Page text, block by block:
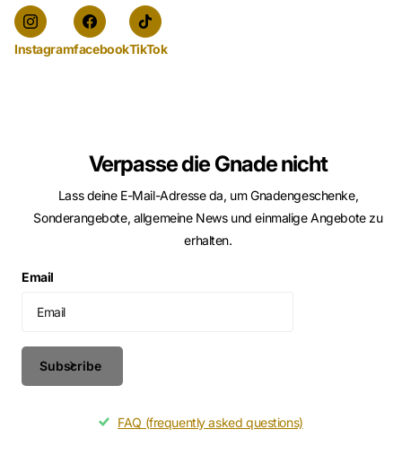
InstagramfacebookTikTok
Verpasse die Gnade nicht
Lass deine E-Mail-Adresse da, um Gnadengeschenke,
Sonderangebote, allgemeine News und einmalige Angebote zu
erhalten.
Email
Subscribe
FAQ (frequently asked questions)